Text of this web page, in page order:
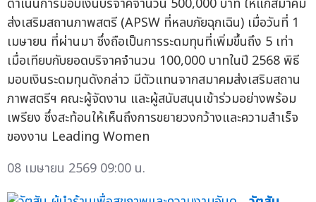
ดำเนินการมอบเงินบริจาคจำนวน 500,000 บาท ให้แก่สมาคม
ส่งเสริมสถานภาพสตรี (APSW ที่หลบภัยฉุกเฉิน) เมื่อวันที่ 1
เมษายน ที่ผ่านมา ซึ่งถือเป็นการระดมทุนที่เพิ่มขึ้นถึง 5 เท่า
เมื่อเทียบกับยอดบริจาคจำนวน 100,000 บาทในปี 2568 พิธี
มอบเงินระดมทุนดังกล่าว มีตัวแทนจากสมาคมส่งเสริมสถาน
ภาพสตรีฯ คณะผู้จัดงาน และผู้สนับสนุนเข้าร่วมอย่างพร้อม
เพรียง ซึ่งสะท้อนให้เห็นถึงการขยายวงกว้างและความสำเร็จ
ของงาน Leading Women
08 เมษายน 2569 09:00 น.